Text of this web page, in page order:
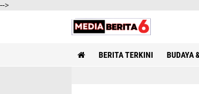
-->
BERITA TERKINI BUDAYA